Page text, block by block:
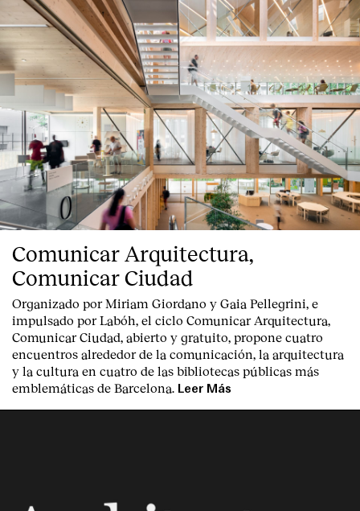
Comunicar Arquitectura,
Comunicar Ciudad
Organizado por Miriam Giordano y Gaia Pellegrini, e
impulsado por Labóh, el ciclo Comunicar Arquitectura,
Comunicar Ciudad, abierto y gratuito, propone cuatro
encuentros alrededor de la comunicación, la arquitectura
y la cultura en cuatro de las bibliotecas públicas más
emblemáticas de Barcelona. Leer Más